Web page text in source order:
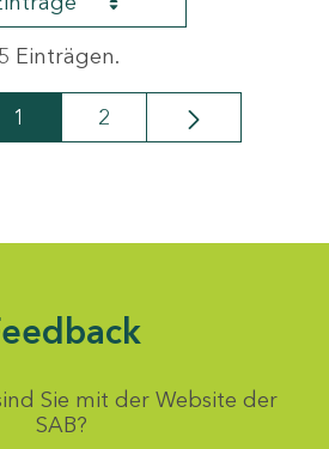
Einträgen.
Seite
1 Seite
2
Sie mit der Website der
SAB?